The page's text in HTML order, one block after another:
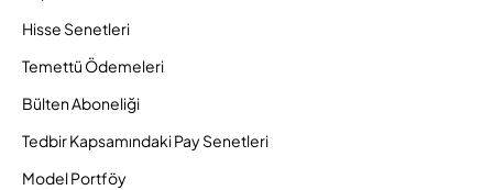
Hisse Senetleri
Temettü Ödemeleri
Bülten Aboneliği
Tedbir Kapsamındaki Pay Senetleri
Model Portföy